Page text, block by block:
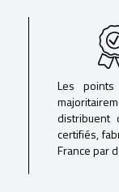
Les
distribuent
certifiés,
France par